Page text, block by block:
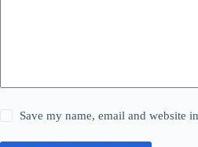
Save my name, email and website